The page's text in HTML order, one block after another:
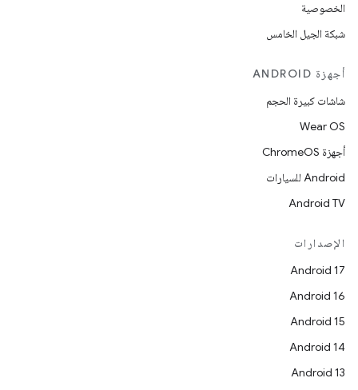
الخصوصية
شبكة الجيل الخامس
أجهزة ANDROID
شاشات كبيرة الحجم
Wear OS
أجهزة ChromeOS
Android للسيارات
Android TV
الإصدارات
Android 17
Android 16
Android 15
Android 14
Android 13